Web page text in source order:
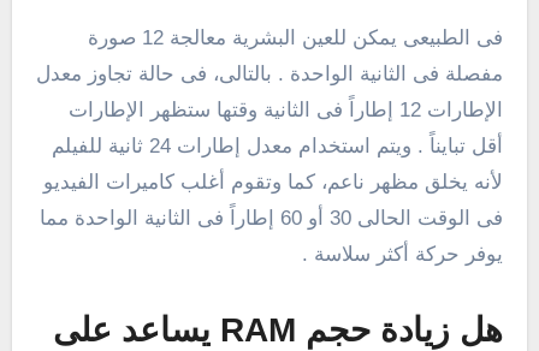
فى الطبيعى يمكن للعين البشرية معالجة 12 صورة
مفصلة فى الثانية الواحدة . بالتالى، فى حالة تجاوز معدل
الإطارات 12 إطاراً فى الثانية وقتها ستظهر الإطارات
أقل تبايناً . ويتم استخدام معدل إطارات 24 ثانية للفيلم
لأنه يخلق مظهر ناعم، كما وتقوم أغلب كاميرات الفيديو
فى الوقت الحالى 30 أو 60 إطاراً فى الثانية الواحدة مما
يوفر حركة أكثر سلاسة .
هل زيادة حجم RAM يساعد على